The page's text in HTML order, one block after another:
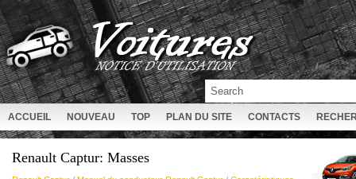
ACCUEIL NOUVEAU TOP PLAN DU SITE CONTACTS
Renault Captur: Masses